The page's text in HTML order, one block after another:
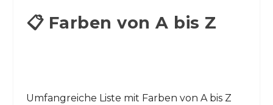
📋 Farben von A bis Z
Umfangreiche Liste mit Farben von A bis Z